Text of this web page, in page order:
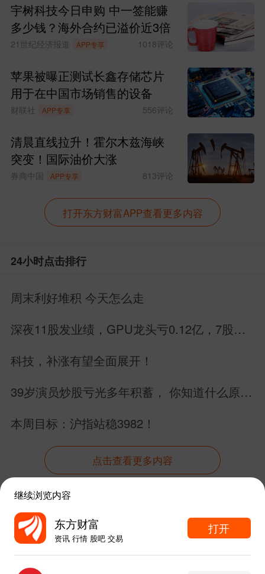
所以外资也疯狂押注，摩根士丹利、高盛
近期2026年中国GDP增速预期，核心驱动
因素是中国科技创新的硬实力！时代真的
变了，现在拉动经济的是科技、高端制造
业、硬科技。等小登创造的财富外溢后，
消费、周期蓝筹也受益的，后面也会估值
修复 。
最后，看完点赞，腰缠万贯，更多投资干
货内容记得持续关注侯哥！
作者声明：个人观点，仅供参考
宇树科技今日申购 中一签能赚
多少钱？海外合约已溢价近3倍
21世纪经济报道 APP专享 1018评论
苹果被曝正测试长鑫存储芯片
用于在中国市场销售的设备
财联社 APP专享 556评论
清晨直线拉升！霍尔木兹海峡
突变！国际油价大涨
券商中国 APP专享 813评论
打开东方财富APP查看更多内容
24小时点击排行
周末利好堆积 今天怎么走
深夜11股发业绩，GPU龙头亏0.12亿，7股业
科技，补涨有望全面展开！
39岁演员炒股亏光多年积蓄， 你知道什么原因
本周目标：沪指站稳3982！
点击查看更多内容
资讯
触屏版
电脑版
东方财富APP内打开
继续浏览内容
东方财富
资讯 行情 股吧 交易
打开